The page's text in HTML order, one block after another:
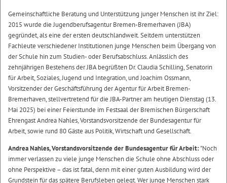
Gemeinschaftliche Beratung und Unterstützung junger Menschen ist ihr Ziel:
2015 wurde die Jugendberufsagentur Bremen-Bremerhaven (JBA)
gegründet, als eine der ersten deutschlandweit. Seitdem unterstützen
Fachleute verschiedener Institutionen junge Menschen beim Übergang von
der Schule hin zum Studien- oder Berufsabschluss. Anlässlich des
zehnjährigen Bestehens der JBA begrüßten Dr. Claudia Schilling, Senatorin
für Arbeit, Soziales, Jugend und Integration, und Joachim Ossmann,
Vorsitzender der Geschäftsführung der Agentur für Arbeit Bremen-
Bremerhaven, stellvertretend für die JBA-Partner am heutigen Dienstag (13.
Mai 2025) bei einer Feierstunde im Festsaal der Bremischen Bürgerschaft
Ehrengast Andrea Nahles, Vorstandsvorsitzende der Bundesagentur für
Arbeit, sowie rund 80 Gäste aus Politik, Wirtschaft und Gesellschaft.
Andrea Nahles, Vorstandsvorsitzende der Bundesagentur für Arbeit:"Noch
immer verlassen zu viele junge Menschen die Schule ohne Abschluss oder
ohne Perspektive – das ist fatal, denn mit einer guten Ausbildung wird der
Grundstein für das spätere Berufsleben gelegt. Wer junge Menschen stark